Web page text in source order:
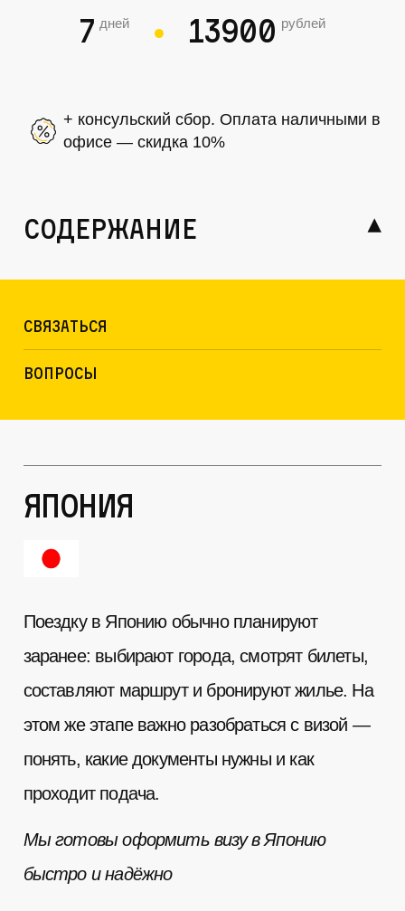
7 дней ● 13900 рублей
+ консульский сбор. Оплата наличными в
офисе — скидка 10%
содержание
Связаться
Вопросы
Япония
Поездку в Японию обычно планируют
заранее: выбирают города, смотрят билеты,
составляют маршрут и бронируют жилье. На
этом же этапе важно разобраться с визой —
понять, какие документы нужны и как
проходит подача.
Мы готовы оформить визу в Японию
быстро и надёжно